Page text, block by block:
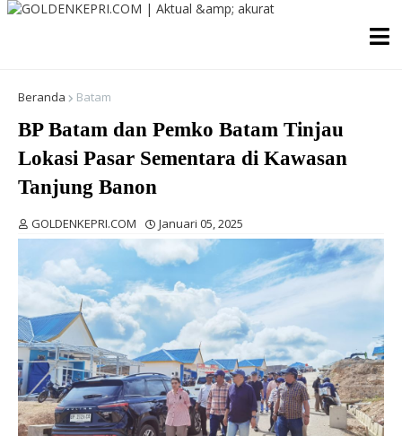
Beranda Batam
BP Batam dan Pemko Batam Tinjau
Lokasi Pasar Sementara di Kawasan
Tanjung Banon
GOLDENKEPRI.COM Januari 05, 2025